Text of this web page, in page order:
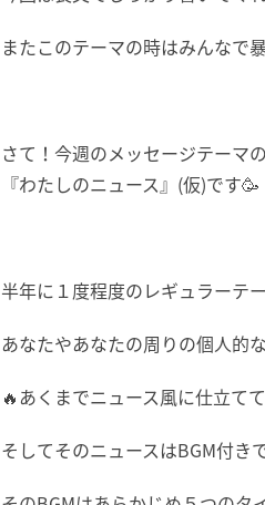
またこのテーマの時はみんなで
さて！今週のメッセージテーマ
『わたしのニュース』(仮)です🥳
半年に１度程度のレギュラーテ
あなたやあなたの周りの個人的
🔥あくまでニュース風に仕立て
そしてそのニュースはBGM付き